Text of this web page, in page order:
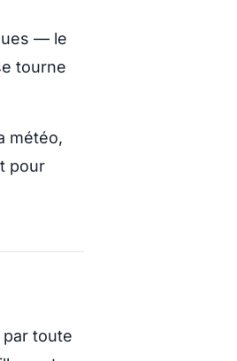
— le
tourne
météo,
pour
toute